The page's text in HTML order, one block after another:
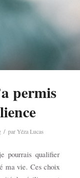
permis
/ parYéza Lucas
pourrais qualifier
ma vie. Ces choix